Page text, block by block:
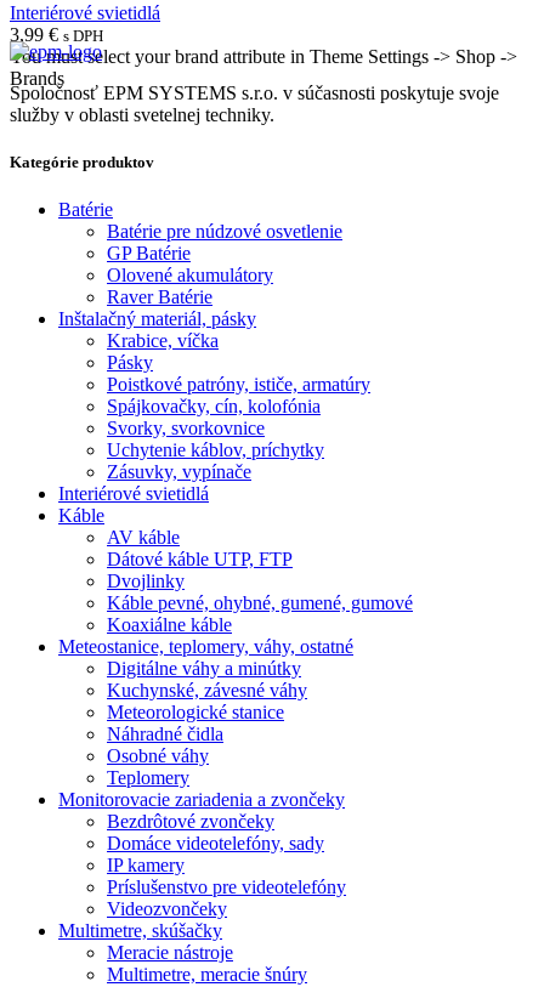
Interiérové svietidlá
3,99 € s DPH
You must select your brand attribute in Theme Settings -> Shop ->
Brands
Spoločnosť EPM SYSTEMS s.r.o. v súčasnosti poskytuje svoje
služby v oblasti svetelnej techniky.
Kategórie produktov
Batérie
Batérie pre núdzové osvetlenie
GP Batérie
Olovené akumulátory
Raver Batérie
Inštalačný materiál, pásky
Krabice, víčka
Pásky
Poistkové patróny, ističe, armatúry
Spájkovačky, cín, kolofónia
Svorky, svorkovnice
Uchytenie káblov, príchytky
Zásuvky, vypínače
Interiérové svietidlá
Káble
AV káble
Dátové káble UTP, FTP
Dvojlinky
Káble pevné, ohybné, gumené, gumové
Koaxiálne káble
Meteostanice, teplomery, váhy, ostatné
Digitálne váhy a minútky
Kuchynské, závesné váhy
Meteorologické stanice
Náhradné čidla
Osobné váhy
Teplomery
Monitorovacie zariadenia a zvončeky
Bezdrôtové zvončeky
Domáce videotelefóny, sady
IP kamery
Príslušenstvo pre videotelefóny
Videozvončeky
Multimetre, skúšačky
Meracie nástroje
Multimetre, meracie šnúry